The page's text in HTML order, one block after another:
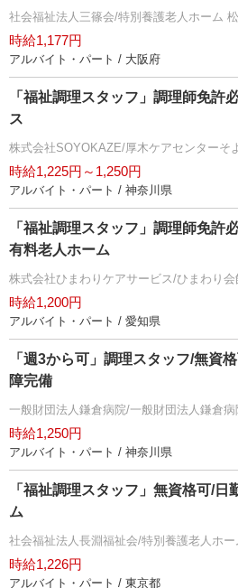
社会福祉法人三篠会/特別養護老人ホーム
時給1,177円
アルバイト・パート / 大阪府
「福祉調理スタッフ」調理師免許
ス
株式会社SOYOKAZE/厚木ケアセンターそ
時給1,225円～1,250円
アルバイト・パート / 神奈川県
「福祉調理スタッフ」調理師免許
有料老人ホーム
株式会社ひまわりケアサービス/ひまわり会
時給1,200円
アルバイト・パート / 愛知県
「週3から可」調理スタッフ/無資
障完備
一般財団法人鎌倉病院/一般財団法人鎌倉病
時給1,250円
アルバイト・パート / 神奈川県
「福祉調理スタッフ」無資格可/
ム
社会福祉法人長淵福祉会/特別養護老人ホ
時給1,226円
アルバイト・パート / 東京都